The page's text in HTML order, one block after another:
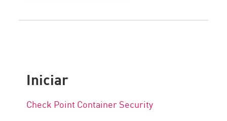
Iniciar
Check Point Container Security